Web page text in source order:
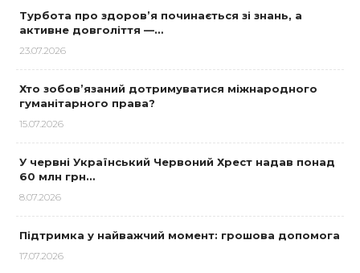
Турбота про здоров’я починається зі знань, а
активне довголіття —…
23.07.2026
Хто зобов’язаний дотримуватися міжнародного
гуманітарного права?
15.07.2026
У червні Український Червоний Хрест надав понад
60 млн грн…
8.07.2026
Підтримка у найважчий момент: грошова допомога
17.07.2026